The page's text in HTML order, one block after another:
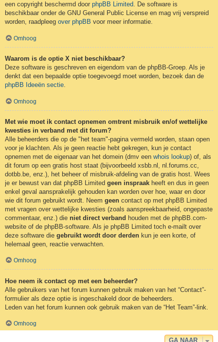
een copyright beschermd door phpBB Limited. De software is
beschikbaar onder de GNU General Public License en mag vrij verspreid
worden, raadpleeg over phpBB voor meer informatie.
Omhoog
Waarom is de optie X niet beschikbaar?
Deze software is geschreven en eigendom van de phpBB-Groep. Als je
denkt dat een bepaalde optie toegevoegd moet worden, bezoek dan de
phpBB Ideeën sectie.
Omhoog
Met wie moet ik contact opnemen omtrent misbruik en/of wettelijke
kwesties in verband met dit forum?
Alle beheerders die op de "het team"-pagina vermeld worden, staan open
voor je klachten. Als je geen reactie hebt gekregen, kun je contact
opnemen met de eigenaar van het domein (dmv een whois lookup) of, als
dit forum op een gratis host staat (bijvoorbeeld xsbb.nl, nl.forums.cc,
dotbb.be, enz.), het beheer of misbruik-afdeling van de gratis host. Wees
je er bewust van dat phpBB Limited geen inspraak heeft en dus in geen
enkel geval aansprakelijk gehouden kan worden over hoe, waar en door
wie dit forum gebruikt wordt. Neem geen contact op met phpBB Limited
met vragen over wettelijke kwesties (zoals aanspreekbaarheid, ongepaste
commentaar, enz.) die niet direct verband houden met de phpBB.com-
website of de phpBB-software. Als je phpBB Limited toch e-mailt over
deze software die gebruikt wordt door derden kun je een korte, of
helemaal geen, reactie verwachten.
Omhoog
Hoe neem ik contact op met een beheerder?
Alle gebruikers van het forum kunnen gebruik maken van het “Contact”-
formulier als deze optie is ingeschakeld door de beheerders.
Leden van het forum kunnen ook gebruik maken van de “Het Team”-link.
Omhoog
GA NAAR